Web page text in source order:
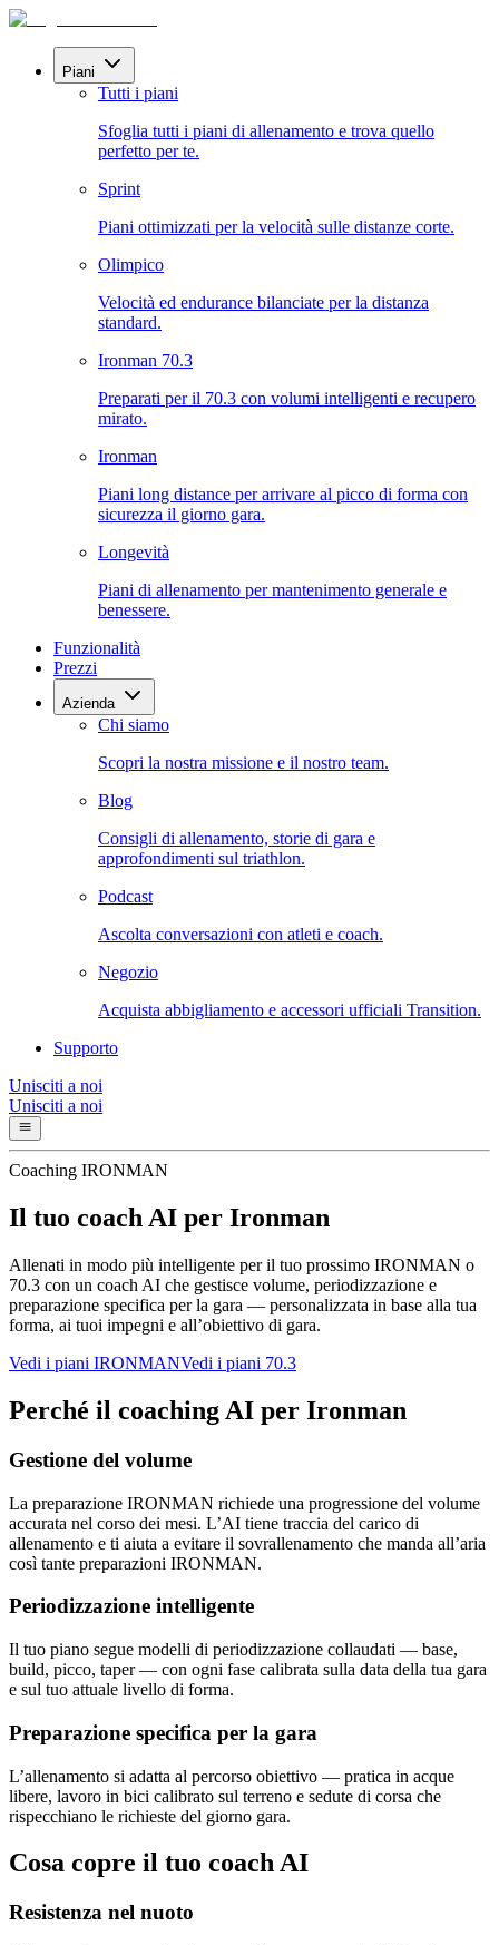
Piani
Tutti i piani
Sfoglia tutti i piani di allenamento e trova quello
perfetto per te.
Sprint
Piani ottimizzati per la velocità sulle distanze corte.
Olimpico
Velocità ed endurance bilanciate per la distanza
standard.
Ironman 70.3
Preparati per il 70.3 con volumi intelligenti e recupero
mirato.
Ironman
Piani long distance per arrivare al picco di forma con
sicurezza il giorno gara.
Longevità
Piani di allenamento per mantenimento generale e
benessere.
Funzionalità
Prezzi
Azienda
Chi siamo
Scopri la nostra missione e il nostro team.
Blog
Consigli di allenamento, storie di gara e
approfondimenti sul triathlon.
Podcast
Ascolta conversazioni con atleti e coach.
Negozio
Acquista abbigliamento e accessori ufficiali Transition.
Supporto
Unisciti a noi
Unisciti a noi
Coaching IRONMAN
Il tuo coach AI per Ironman
Allenati in modo più intelligente per il tuo prossimo IRONMAN o
70.3 con un coach AI che gestisce volume, periodizzazione e
preparazione specifica per la gara — personalizzata in base alla tua
forma, ai tuoi impegni e all’obiettivo di gara.
Vedi i piani IRONMANVedi i piani 70.3
Perché il coaching AI per Ironman
Gestione del volume
La preparazione IRONMAN richiede una progressione del volume
accurata nel corso dei mesi. L’AI tiene traccia del carico di
allenamento e ti aiuta a evitare il sovrallenamento che manda all’aria
così tante preparazioni IRONMAN.
Periodizzazione intelligente
Il tuo piano segue modelli di periodizzazione collaudati — base,
build, picco, taper — con ogni fase calibrata sulla data della tua gara
e sul tuo attuale livello di forma.
Preparazione specifica per la gara
L’allenamento si adatta al percorso obiettivo — pratica in acque
libere, lavoro in bici calibrato sul terreno e sedute di corsa che
rispecchiano le richieste del giorno gara.
Cosa copre il tuo coach AI
Resistenza nel nuoto